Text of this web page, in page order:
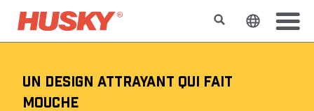
RechercherChanger
UN DESIGN ATTRAYANT QUI FAIT
MOUCHE